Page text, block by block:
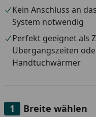
Kein Anschluss an
System notwendig
Perfekt geeignet als
Übergangszeiten
Handtuchwärmer
Breite wählen